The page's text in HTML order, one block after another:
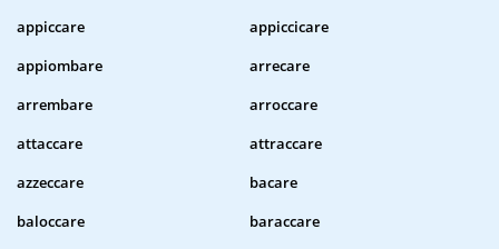
appiccare
appiccicare
appiombare
arrecare
arrembare
arroccare
attaccare
attraccare
azzeccare
bacare
baloccare
baraccare